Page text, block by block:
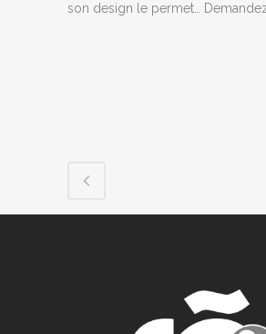
son design le permet…